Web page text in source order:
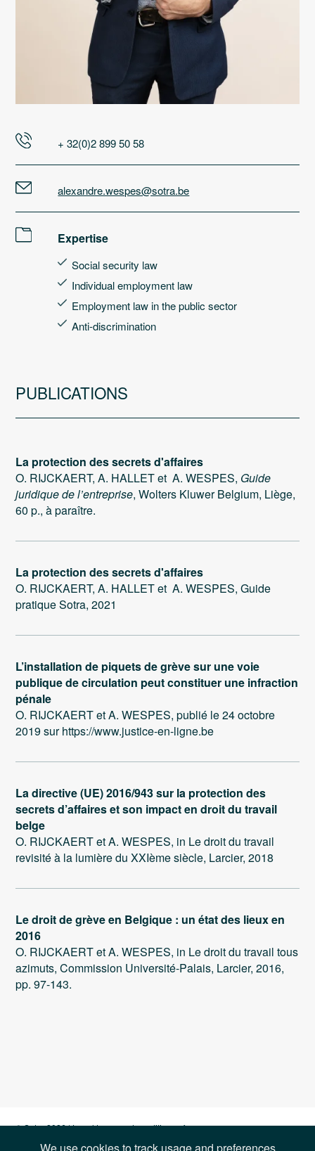
+ 32(0)2 899 50 58
alexandre.wespes@sotra.be
Expertise
Social security law
Individual employment law
Employment law in the public sector
Anti-discrimination
PUBLICATIONS
La protection des secrets d'affaires
O. RIJCKAERT, A. HALLET et A. WESPES, Guide
juridique de l’entreprise, Wolters Kluwer Belgium, Liège,
60 p., à paraître.
La protection des secrets d'affaires
O. RIJCKAERT, A. HALLET et A. WESPES, Guide
pratique Sotra, 2021
L’installation de piquets de grève sur une voie
publique de circulation peut constituer une infraction
pénale
O. RIJCKAERT et A. WESPES, publié le 24 octobre
2019 sur https://www.justice-en-ligne.be
La directive (UE) 2016/943 sur la protection des
secrets d’affaires et son impact en droit du travail
belge
O. RIJCKAERT et A. WESPES, in Le droit du travail
revisité à la lumière du XXIème siècle, Larcier, 2018
Le droit de grève en Belgique : un état des lieux en
2016
O. RIJCKAERT et A. WESPES, in Le droit du travail tous
azimuts, Commission Université-Palais, Larcier, 2016,
pp. 97-143.
© Sotra 2026 |Legal terms and conditions of use